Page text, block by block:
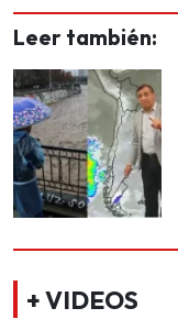
Leer también:
+ VIDEOS